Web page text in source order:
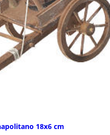
18x6 cm